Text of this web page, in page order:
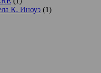
К. Иноуэ (1)